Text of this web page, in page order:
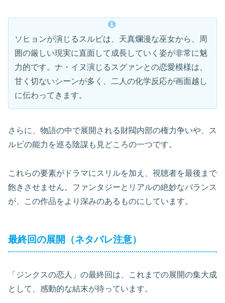
ソヒョンが演じるスルビは、天真爛漫な巫女から、周
囲の厳しい現実に直面して成長していく姿が非常に魅
力的です。ナ・イヌ演じるスグァンとの恋愛模様は、
甘く切ないシーンが多く、二人の化学反応が画面越し
に伝わってきます。
さらに、物語の中で展開される財閥内部の権力争いや、ス
ルビの能力を巡る陰謀も見どころの一つです。
これらの要素がドラマにスリルを加え、視聴者を最後まで
飽きさせません。ファンタジーとリアルの絶妙なバランス
が、この作品をより深みのあるものにしています。
最終回の展開（ネタバレ注意）
「ジンクスの恋人」の最終回は、これまでの展開の集大成
として、感動的な結末が待っています。